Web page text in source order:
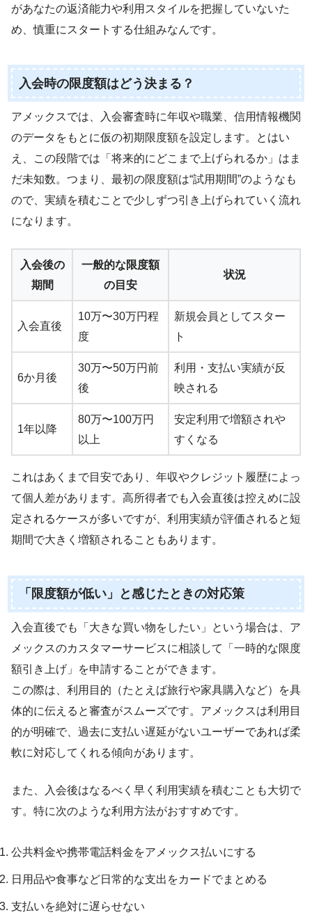
があなたの返済能力や利用スタイルを把握していないた
め、慎重にスタートする仕組みなんです。
入会時の限度額はどう決まる？
アメックスでは、入会審査時に年収や職業、信用情報機関
のデータをもとに仮の初期限度額を設定します。とはい
え、この段階では「将来的にどこまで上げられるか」はま
だ未知数。つまり、最初の限度額は“試用期間”のようなも
ので、実績を積むことで少しずつ引き上げられていく流れ
になります。
入会後の
期間
一般的な限度額
の目安
状況
入会直後
10万〜30万円程
度
新規会員としてスター
ト
6か月後
30万〜50万円前
後
利用・支払い実績が反
映される
1年以降
80万〜100万円
以上
安定利用で増額されや
すくなる
これはあくまで目安であり、年収やクレジット履歴によっ
て個人差があります。高所得者でも入会直後は控えめに設
定されるケースが多いですが、利用実績が評価されると短
期間で大きく増額されることもあります。
「限度額が低い」と感じたときの対応策
入会直後でも「大きな買い物をしたい」という場合は、ア
メックスのカスタマーサービスに相談して「一時的な限度
額引き上げ」を申請することができます。
この際は、利用目的（たとえば旅行や家具購入など）を具
体的に伝えると審査がスムーズです。アメックスは利用目
的が明確で、過去に支払い遅延がないユーザーであれば柔
軟に対応してくれる傾向があります。
また、入会後はなるべく早く利用実績を積むことも大切で
す。特に次のような利用方法がおすすめです。
公共料金や携帯電話料金をアメックス払いにする
日用品や食事など日常的な支出をカードでまとめる
支払いを絶対に遅らせない